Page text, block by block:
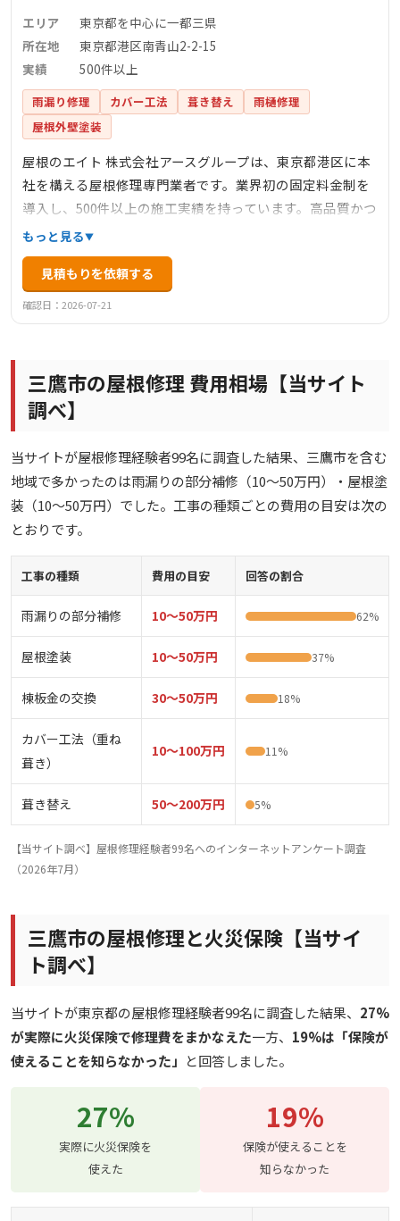
エリア
東京都を中心に一都三県
所在地
東京都港区南青山2-2-15
実績
500件以上
雨漏り修理 カバー工法 葺き替え
雨樋修理
屋根外壁塗装
屋根のエイト 株式会社アースグループは、東京都港区に本
社を構える屋根修理専門業者です。業界初の固定料金制を
導入し、500件以上の施工実績を持っています。高品質かつ
低価格なサービスを提供し、イタリア大使館からの依頼を
受けるなど、その技術力には定評があります。主な事業内
容は、屋根工事、板金工事、雨どい工事、金属サイディン
グ工事、光触媒防汚・超抗菌消臭など多岐にわたります。
もっと見る
見積もりを依頼する
確認日：2026-07-21
三鷹市の屋根修理 費用相場【当サイト
調べ】
当サイトが屋根修理経験者99名に調査した結果、三鷹市を含む
地域で多かったのは雨漏りの部分補修（10〜50万円）・屋根塗
装（10〜50万円）でした。工事の種類ごとの費用の目安は次の
とおりです。
工事の種類 費用の目安 回答の割合
雨漏りの部分補修 10〜50万円 62%
屋根塗装 10〜50万円 37%
棟板金の交換 30〜50万円 18%
カバー工法（重ね
葺き）
10〜100万円 11%
葺き替え 50〜200万円 5%
【当サイト調べ】屋根修理経験者99名へのインターネットアンケート調査
（2026年7月）
三鷹市の屋根修理と火災保険【当サイ
ト調べ】
当サイトが東京都の屋根修理経験者99名に調査した結果、 27%
が実際に火災保険で修理費をまかなえた一方、 19%は「保険が
使えることを知らなかった」 と回答しました。
27%
実際に火災保険を
使えた
19%
保険が使えることを
知らなかった